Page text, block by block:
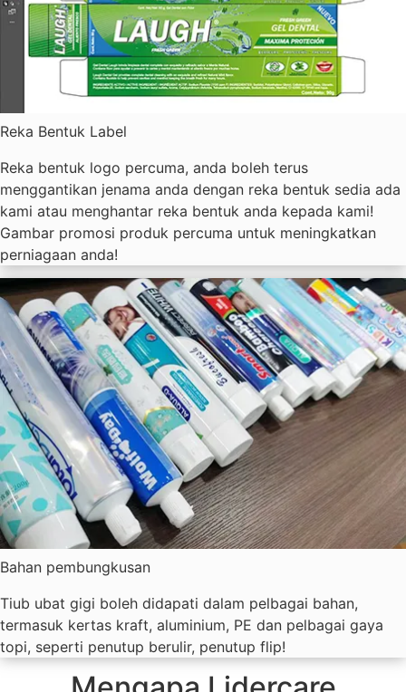
Reka Bentuk Label
Reka bentuk logo percuma, anda boleh terus
menggantikan jenama anda dengan reka bentuk sedia ada
kami atau menghantar reka bentuk anda kepada kami!
Gambar promosi produk percuma untuk meningkatkan
perniagaan anda!
Bahan pembungkusan
Tiub ubat gigi boleh didapati dalam pelbagai bahan,
termasuk kertas kraft, aluminium, PE dan pelbagai gaya
topi, seperti penutup berulir, penutup flip!